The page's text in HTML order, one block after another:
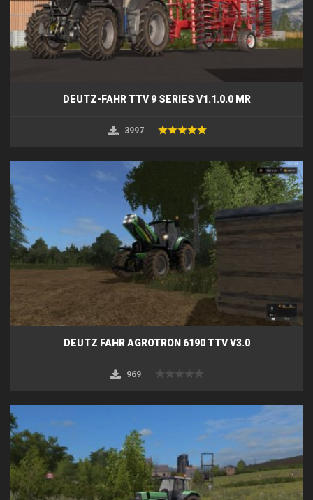
DEUTZ-FAHR TTV 9 SERIES V1.1.0.0 MR
3997
DEUTZ FAHR AGROTRON 6190 TTV V3.0
969